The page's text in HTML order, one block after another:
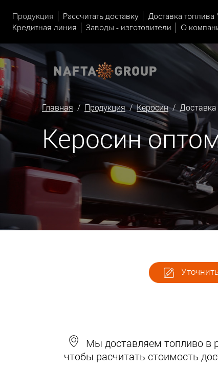
Продукция Рассчитать доставку Доставка топлива
Кредитная линия
Заводы - изготовители О
Главная / Продукция/Керосин/ Доставка
Керосин
Мы доставляем топливо в
чтобы расчитать стоимость